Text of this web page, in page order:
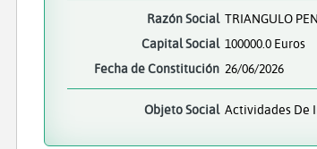
Razón Social TRIANGULO
Capital Social 100000.0 Euros
Fecha de Constitución 26/06/2026
Objeto Social Actividades De